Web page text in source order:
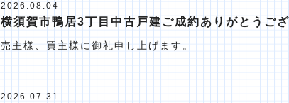
2026.08.04
横須賀市鴨居3丁目中古戸建ご成約ありがとうござ
売主様、買主様に御礼申し上げます。
2026.07.31